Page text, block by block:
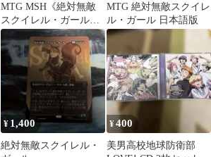
MTG MSH《絶対無敵
スクイレル・ガール》
foil
MTG 絶対無敵スクイレ
ル・ガール 日本語版
¥ 1,400
絶対無敵スクイレル・
¥400
美男高校地球防衛部